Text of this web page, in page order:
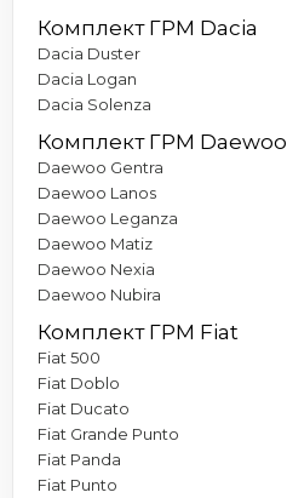
Комплект ГРМ Dacia
Dacia Duster
Dacia Logan
Dacia Solenza
Комплект ГРМ Daewoo
Daewoo Gentra
Daewoo Lanos
Daewoo Leganza
Daewoo Matiz
Daewoo Nexia
Daewoo Nubira
Комплект ГРМ Fiat
Fiat 500
Fiat Doblo
Fiat Ducato
Fiat Grande Punto
Fiat Panda
Fiat Punto